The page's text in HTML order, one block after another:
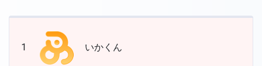
1 いかくん